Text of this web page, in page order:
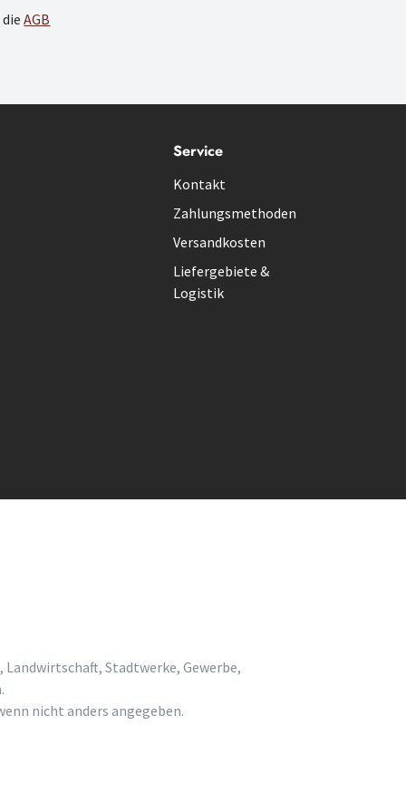
dieAGB
Service
Kontakt
Zahlungsmethoden
Versandkosten
Liefergebiete &
Logistik
Stadtwerke, Gewerbe,
nicht anders angegeben.